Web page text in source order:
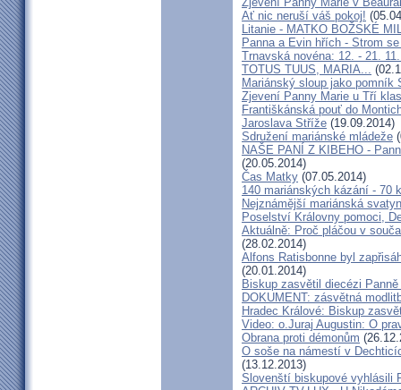
Ať nic neruší váš pokoj!
Litanie - MATKO BOŽSKÉ
Panna a Evin hřích - Strom
Trnavská novéna: 12. - 21.
TOTUS TUUS, MARIA...
Mariánský sloup jako pomník
Zjevení Panny Marie u Tří
Františkánská pouť do
Jaroslava Stříže (19.09.2014)
Sdružení mariánské mládeže
NAŠE PANÍ Z KIBEHO -
(20.05.2014)
Čas Matky (07.05.2014)
140 mariánských kázání - 70
Nejznámější mariánská
Poselství Královny pomoci,
Aktuálně: Proč pláčou v
(28.02.2014)
Alfons Ratisbonne byl
(20.01.2014)
Biskup zasvětil diecézi Panně
DOKUMENT: zásvětná
Hradec Králové: Biskup
Video: o.Juraj Augustin: O
Obrana proti démonům
O soše na námestí v
(13.12.2013)
Slovenští biskupové vyhlásili